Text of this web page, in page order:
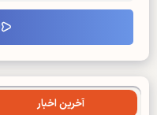
آخرین اخبار